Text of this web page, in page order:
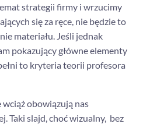
strategii firmy i wrzucimy
się za ręce, nie będzie to
materiału. Jeśli jednak
pokazujący główne elementy
to kryteria teorii profesora
wciąż obowiązują nas
Taki slajd, choć wizualny, bez